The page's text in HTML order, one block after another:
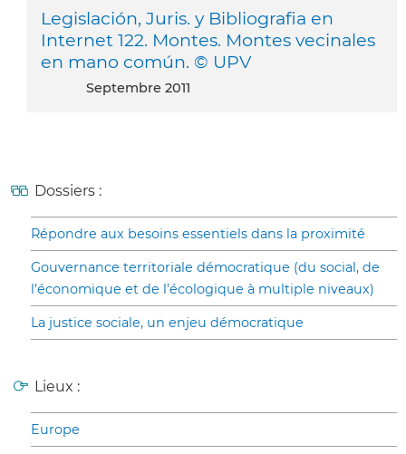
Legislación, Juris. y Bibliografia en
Internet 122. Montes. Montes vecinales
en mano común. © UPV
septembre 2011
Dossiers :
Répondre aux besoins essentiels dans la proximité
Gouvernance territoriale démocratique (du social, de
l’économique et de l’écologique à multiple niveaux)
La justice sociale, un enjeu démocratique
Lieux :
Europe